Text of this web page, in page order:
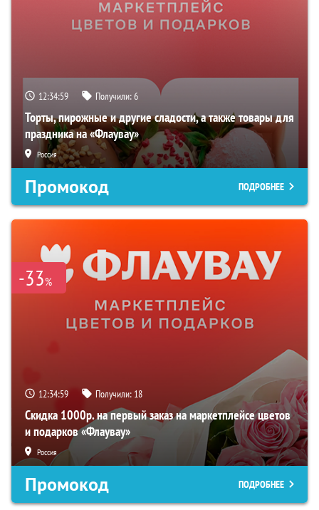
12:34:58 Получили:6
Торты, пирожные и другие сладости, а также товары для
праздника на «Флаувау»
Россия
Промокод ПОДРОБНЕЕ
-33%
12:34:58 Получили: 18
Скидка 1000р. на первый заказ на маркетплейсе цветов
и подарков «Флаувау»
Россия
Промокод ПОДРОБНЕЕ